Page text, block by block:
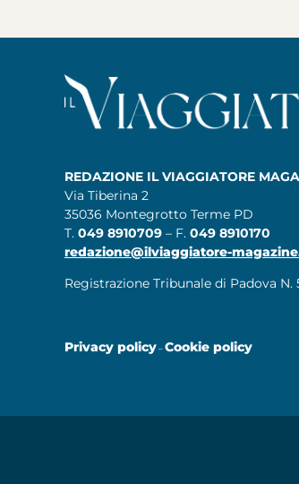
REDAZIONE IL VIAGGIATORE
Via Tiberina 2
35036 Montegrotto Terme PD
T. 049 8910709 – F. 049 8910170
redazione@ilviaggiatore-
Registrazione Tribunale di Padova N.
Privacy policy–Cookie policy